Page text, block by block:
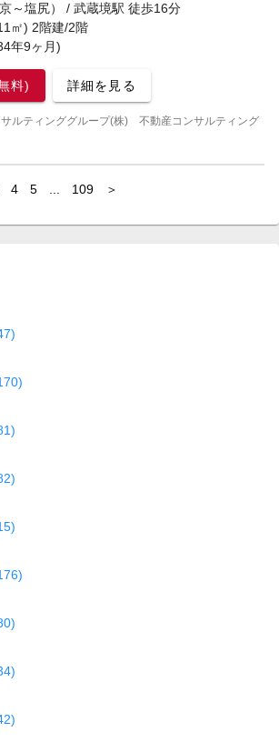
～塩尻） / 武蔵境駅 徒歩16分
㎡) 2階建/2階
年9ヶ月)
料) 詳細を見る
ルティンググループ(株) 不動産コンサルティング
page
4 page
5 pagepage
109 page